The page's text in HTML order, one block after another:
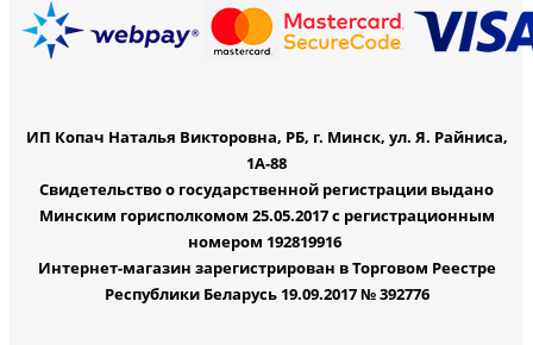
ИП Копач Наталья Викторовна, РБ, г. Минск, ул. Я. Райниса,
1А-88
Свидетельство о государственной регистрации выдано
Минским горисполкомом 25.05.2017 с регистрационным
номером 192819916
Интернет-магазин зарегистрирован в Торговом Реестре
Республики Беларусь 19.09.2017 № 392776